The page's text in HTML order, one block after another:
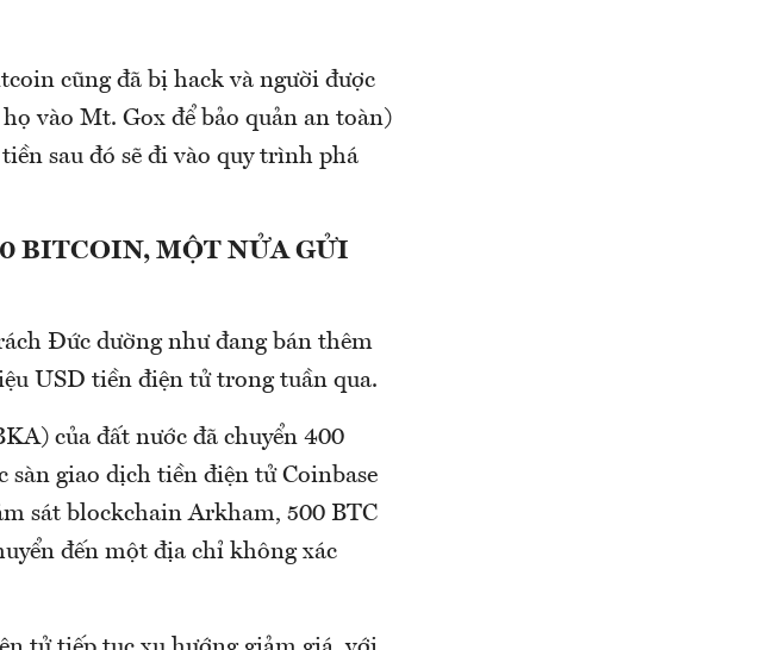
cũng đã bị hack và người được
vào Mt. Gox để bảo quản an toàn)
sau đó sẽ đi vào quy trình phá
BITCOIN, MỘT NỬA GỬI
Đức dường như đang bán thêm
USD tiền điện tử trong tuần qua.
của đất nước đã chuyển 400
sàn giao dịch tiền điện tử Coinbase
sát blockchain Arkham, 500 BTC
đến một địa chỉ không xác